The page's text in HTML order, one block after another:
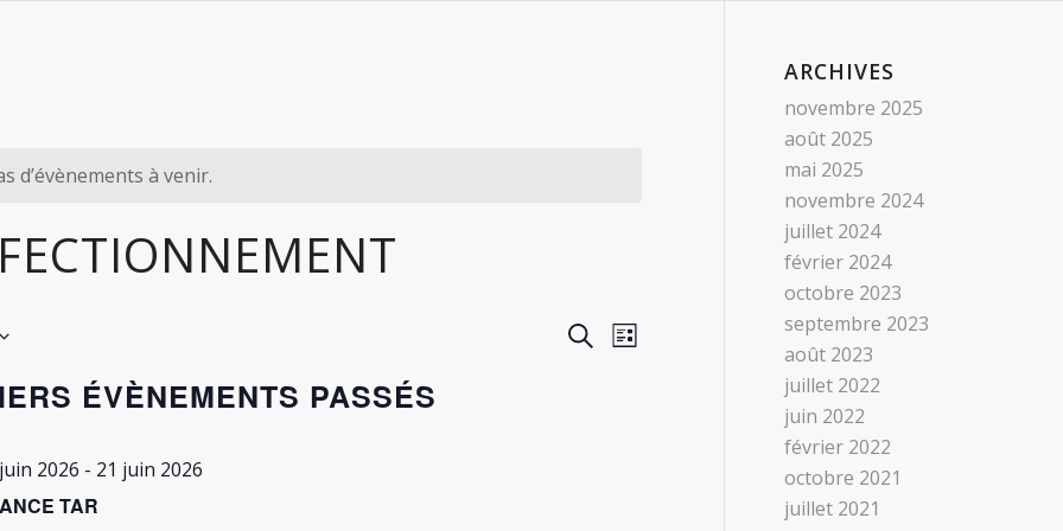
d’évènements à venir.
RECHERCHE
RechercheNavigation
de
Liste
ÉVÈNEMENTS PASSÉS
2026 - 21 juin 2026
TAR
ARCHIVES
novembre 2025
août 2025
mai 2025
novembre 2024
juillet 2024
février 2024
octobre 2023
septembre 2023
août 2023
juillet 2022
juin 2022
février 2022
octobre 2021
juillet 2021